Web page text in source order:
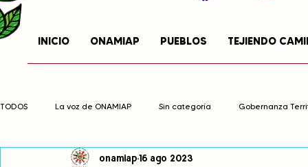
INICIO ONAMIAP PUEBLOS TEJIENDO
TODOS La voz de ONAMIAP Sin categoría Gobernanza
Cambio climático Navegador indígena
onamiap 16 ago 2023